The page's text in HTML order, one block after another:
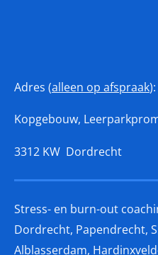
Adres (alleen op afspraak):
Kopgebouw,
3312 KW Dordrecht
Stress- en burn-out
Dordrecht, Papendrecht,
Alblasserdam,